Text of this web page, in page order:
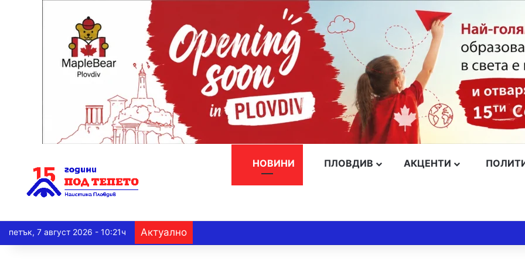
НОВИНИ ПЛОВДИВ АКЦЕНТИ
петък, 7 август 2026 - 10:21ч Актуално